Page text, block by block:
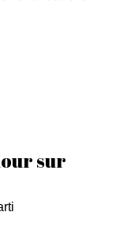
sur